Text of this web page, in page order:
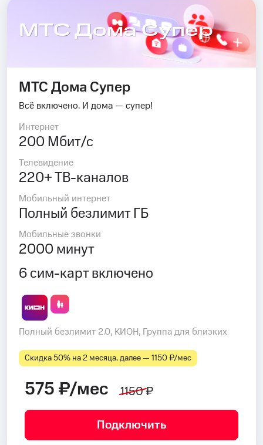
МТС Дома Супер
МТС Дома Супер
Всё включено. И дома — супер!
Интернет
200 Мбит/с
Телевидение
220+ ТВ-каналов
Мобильный интернет
Полный безлимит ГБ
Мобильные звонки
2000 минут
6 сим-карт включено
Полный безлимит 2.0, КИОН, Группа для близких
Скидка 50% на 2 месяца, далее — 1150 ₽⁠/⁠мес
575 ₽/мес 1150 ₽
Подключить